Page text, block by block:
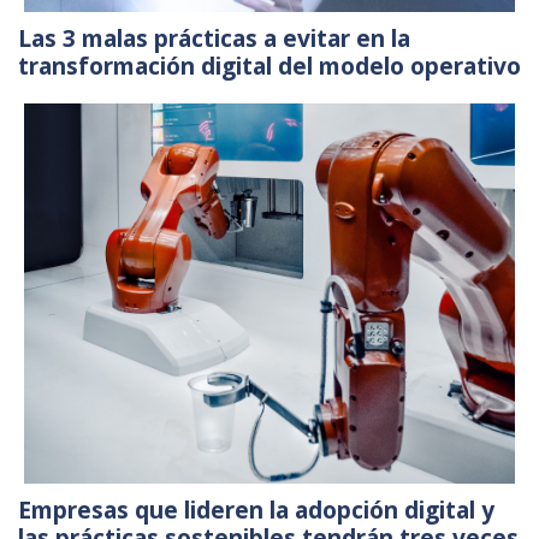
Las 3 malas prácticas a evitar en la
transformación digital del modelo operativo
Empresas que lideren la adopción digital y